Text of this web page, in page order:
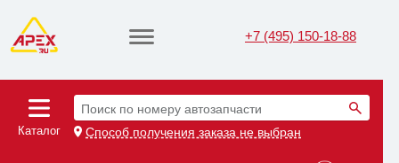
+7 (495) 150-18-88
Каталог
Поиск по номеру автозапчасти
Способ получения заказа не выбран